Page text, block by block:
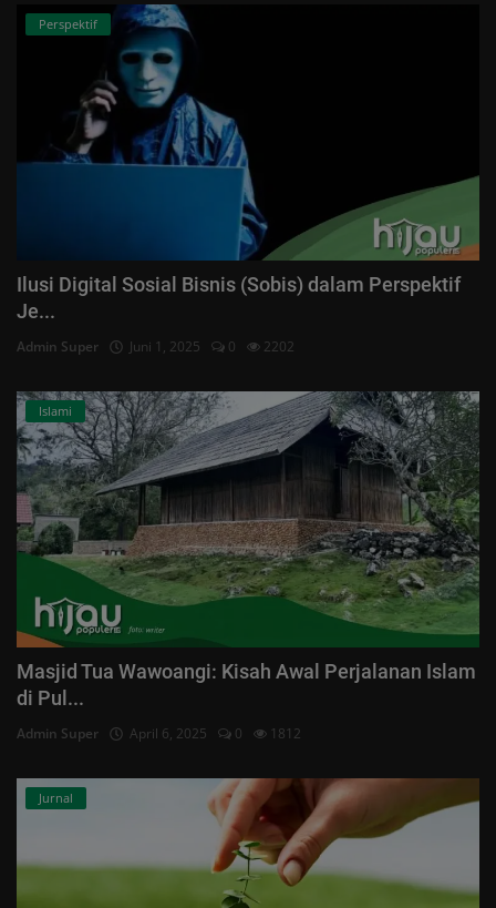
Perspektif
Ilusi Digital Sosial Bisnis (Sobis) dalam Perspektif
Je...
Admin Super Juni 1, 2025 0 2202
Islami
Masjid Tua Wawoangi: Kisah Awal Perjalanan Islam
di Pul...
Admin Super April 6, 2025 0 1812
Jurnal